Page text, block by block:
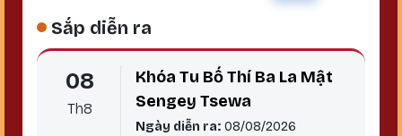
Sắp diễn ra
08
Th8
Khóa Tu Bố Thí Ba La Mật
Sengey Tsewa
Ngày diễn ra:08/08/2026